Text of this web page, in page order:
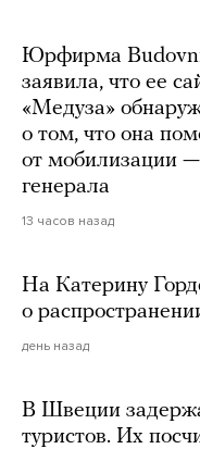
Юрфирма
заявила, что ее
«Медуза»
о том, что она
от мобилизации
генерала
13 часов назад
На Катерину
о
день назад
В Швеции
туристов. Их